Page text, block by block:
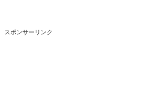
スポンサーリンク